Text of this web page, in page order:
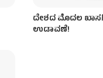
ದೇಶದ ಮೊದಲ
ಉಡಾವಣೆ!